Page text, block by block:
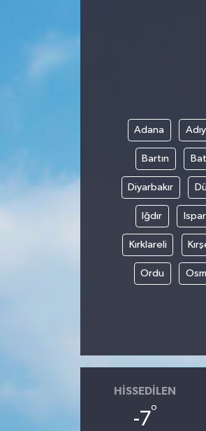
Adana
Bartın
Diyarbakır
Iğdır
Kırklareli
Ordu
HISSEDILEN
-7°